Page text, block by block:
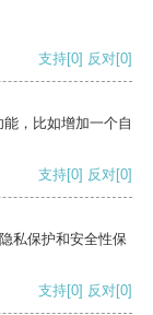
支持[0] 反对[0]
，比如增加一个自
支持[0] 反对[0]
私保护和安全性保
支持[0] 反对[0]